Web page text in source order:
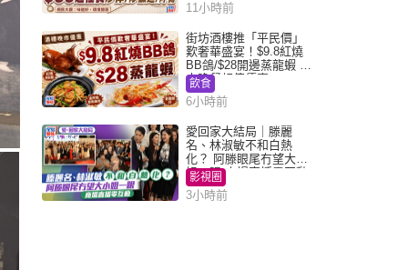
11小時前
街坊酒樓推「平民價」
歎奢華盛宴！$9.8紅燒
BB鴿/$28開邊蒸龍蝦 3
大晚餐超值優惠
飲食
6小時前
愛回家大結局｜滕麗
名、林淑敏不和白熱
化？ 阿滕眼尾冇望大小
姐一眼 商場直播零互動
影視圈
3小時前